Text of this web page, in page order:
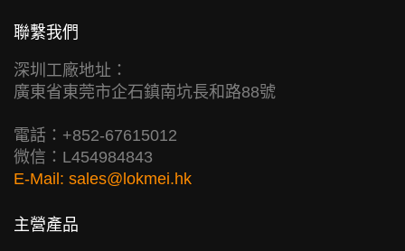
聯繫我們
深圳工廠地址：
廣東省東莞市企石鎮南坑長和路88號
電話：+852-67615012
微信：L454984843
E-Mail: sales@lokmei.hk
主營產品